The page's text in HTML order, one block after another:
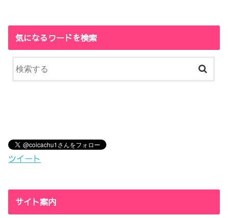
気になるワードを検索
ツイート
サイト案内